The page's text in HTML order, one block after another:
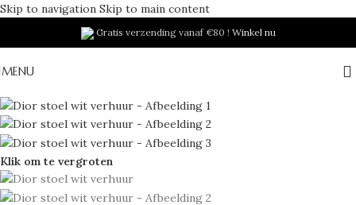
Skip to navigation Skip to main content
Gratis verzending vanaf €80 ! Winkel nu
MENU
Klik om te vergroten